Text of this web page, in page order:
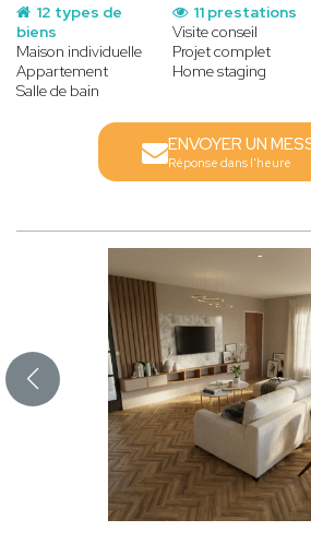
12 types de
biens
Maison individuelle
Appartement
Salle de bain
11 prestations
Visite conseil
Projet complet
Home staging
ENVOYER UN
Réponse dans l'heure